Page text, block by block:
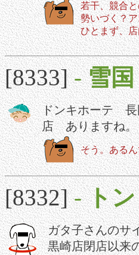
若干、競合
勢いづく？
ひとまず、
[8333]-雪国
ドンキホーテ 長
店 ありますね。
そう。ある
[8332]-ト
ガタ子さんのサ
黒崎店閉店以来